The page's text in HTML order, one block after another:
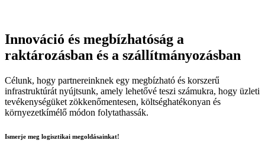
Innováció és megbízhatóság a
raktározásban és a szállítmányozásban
Célunk, hogy partnereinknek egy megbízható és korszerű
infrastruktúrát nyújtsunk, amely lehetővé teszi számukra, hogy üzleti
tevékenységüket zökkenőmentesen, költséghatékonyan és
környezetkímélő módon folytathassák.
Ismerje meg logisztikai megoldásainkat!